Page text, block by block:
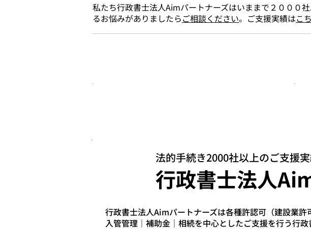
私たち行政書士法人Aimパートナーズはいままで２０００
るお悩みがありましたらご相談ください。ご支援実績はこ
法的手続き2000社以上のご支援
行政書士法人
行政書士法人Aimパートナーズは各種許認可（建設業許
入管管理｜補助金｜相続を中心としたご支援を行う行政